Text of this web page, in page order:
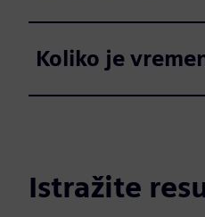
Koliko je
Istražite